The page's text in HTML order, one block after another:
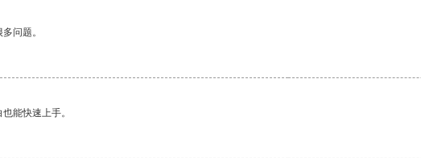
问题。
能快速上手。